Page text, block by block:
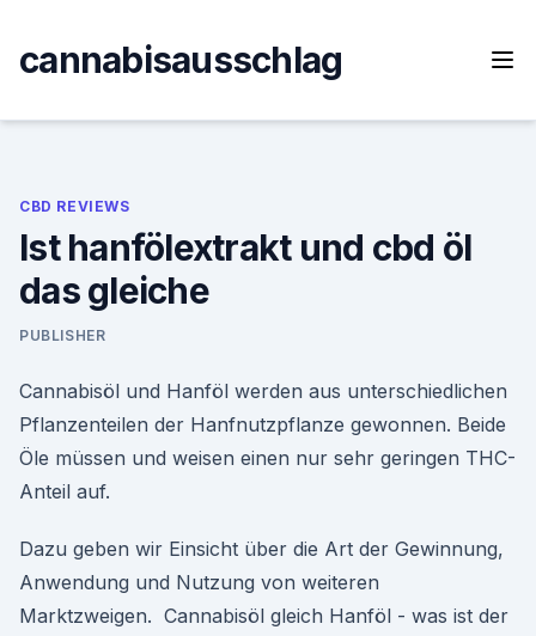
content
cannabisausschlag
CBD REVIEWS
Ist hanfölextrakt und cbd öl
das gleiche
PUBLISHER
Cannabisöl und Hanföl werden aus unterschiedlichen
Pflanzenteilen der Hanfnutzpflanze gewonnen. Beide
Öle müssen und weisen einen nur sehr geringen THC-
Anteil auf.
Dazu geben wir Einsicht über die Art der Gewinnung,
Anwendung und Nutzung von weiteren
Marktzweigen. ️ Cannabisöl gleich Hanföl - was ist der